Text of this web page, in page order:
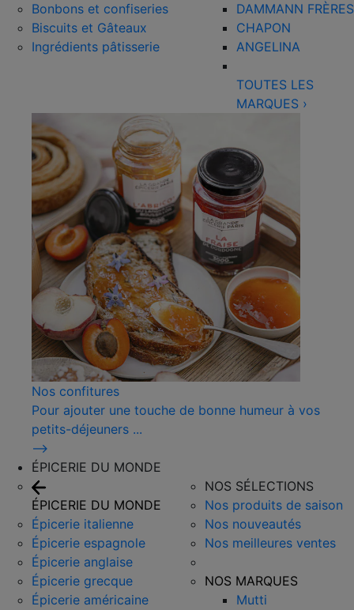
Bonbons et confiseries
Biscuits et Gâteaux
Ingrédients pâtisserie
DAMMANN FRÈRES
CHAPON
ANGELINA
TOUTES LES
MARQUES ›
Nos confitures
Pour ajouter une touche de bonne humeur à vos
petits-déjeuners ...
⟶
ÉPICERIE DU MONDE
ÉPICERIE DU MONDE
Épicerie italienne
Épicerie espagnole
Épicerie anglaise
Épicerie grecque
Épicerie américaine
NOS SÉLECTIONS
Nos produits de saison
Nos nouveautés
Nos meilleures ventes
NOS MARQUES
Mutti